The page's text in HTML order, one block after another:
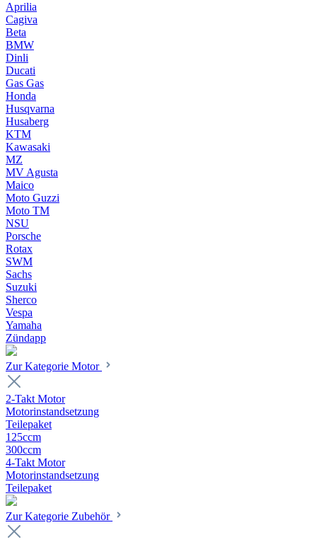
Aprilia
Cagiva
Beta
BMW
Dinli
Ducati
Gas Gas
Honda
Husqvarna
Husaberg
KTM
Kawasaki
MZ
MV Agusta
Maico
Moto Guzzi
Moto TM
NSU
Porsche
Rotax
SWM
Sachs
Suzuki
Sherco
Vespa
Yamaha
Zündapp
Zur Kategorie Motor
2-Takt Motor
Motorinstandsetzung
Teilepaket
125ccm
300ccm
4-Takt Motor
Motorinstandsetzung
Teilepaket
Zur Kategorie Zubehör